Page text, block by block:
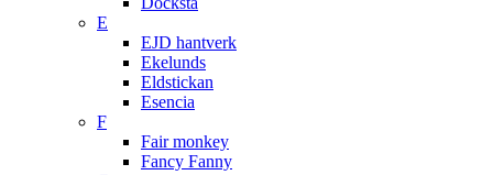
E
EJD hantverk
Ekelunds
Eldstickan
Esencia
F
Fair monkey
Fancy Fanny